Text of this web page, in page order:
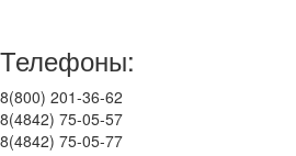
Телефоны:
8(800) 201-36-62
8(4842) 75-05-57
8(4842) 75-05-77